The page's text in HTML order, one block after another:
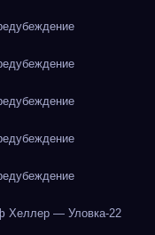
Хеллер — Уловка-22